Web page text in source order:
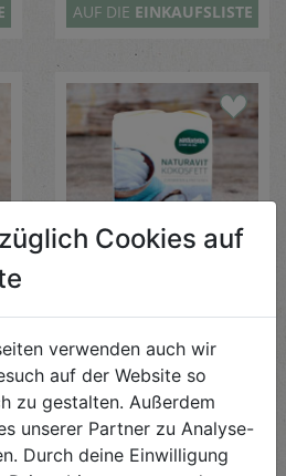
AUF DIE EINKAUFSLISTE
Naturata
€ 4,79 / STK
AUF DIEEINKAUFSLISTE
Cookies auf
verwenden auch wir
auf der Website so
zu gestalten. Außerdem
unserer Partner zu Analyse-
Durch deine Einwilligung